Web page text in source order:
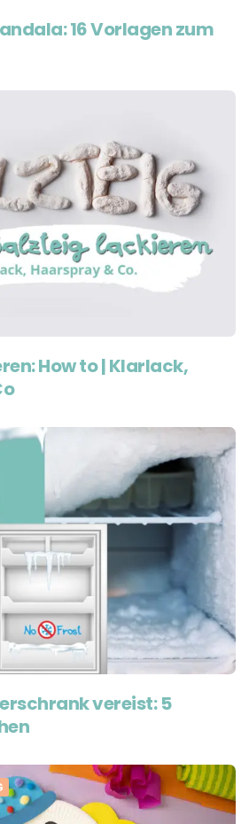
16 Vorlagen zum
How to | Klarlack,
vereist: 5